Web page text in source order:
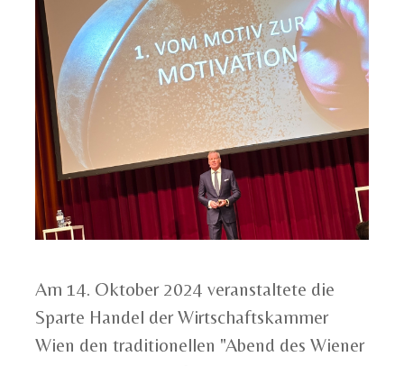
Am 14. Oktober 2024 veranstaltete die
Sparte Handel der Wirtschaftskammer
Wien den traditionellen "Abend des Wiener